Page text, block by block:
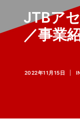
JTBア
／事業
2022年11月15日